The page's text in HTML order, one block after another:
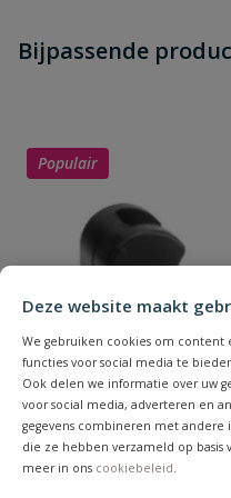
Deze website maakt
We gebruiken cookies om content
functies voor social media te
Ook delen we informatie over uw
voor social media, adverteren en
gegevens combineren met
die ze hebben verzameld op basis
meer in ons cookiebeleid.
dit product?
Schrijf zelf een
Uw waardering:
Naam
Samenvatting
Beoordeling
Bijpassende
Populair